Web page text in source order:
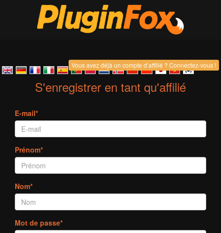
Vous avez déjà un compte d’affilié ? Connectez-vous !
S'enregistrer en tant qu'affilié
E-mail*
Prénom*
Nom*
Mot de passe*